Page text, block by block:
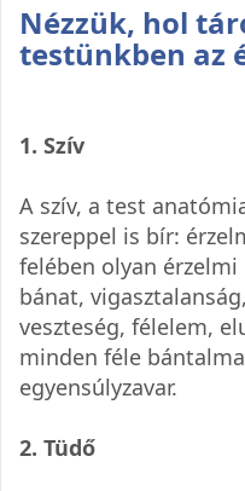
Nézzük, hol
testünkben az
1. Szív
A szív, a test
szereppel is bír:
felében olyan
bánat,
veszteség, félelem,
minden féle
egyensúlyzavar.
2. Tüdő